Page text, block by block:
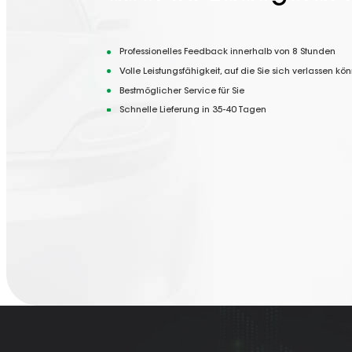
Professionelles Feedback innerhalb von 8 Stunden
Volle Leistungsfähigkeit, auf die Sie sich verlassen
Bestmöglicher Service für Sie
Schnelle Lieferung in 35-40 Tagen